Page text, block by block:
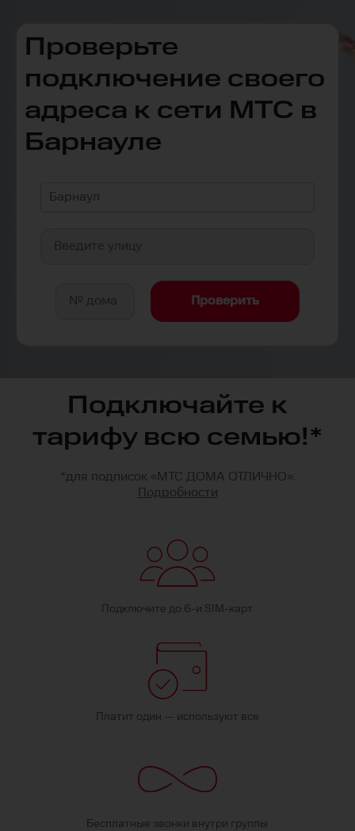
Проверьте
подключение своего
адреса к сети МТС в
Барнауле
Барнаул
Проверить
Подключайте к
тарифу всю семью!*
*для подписок «МТС ДОМА ОТЛИЧНО».
Подробности
Подключите до 6-и SIM-карт
Платит один — используют все
Бесплатные звонки внутри группы